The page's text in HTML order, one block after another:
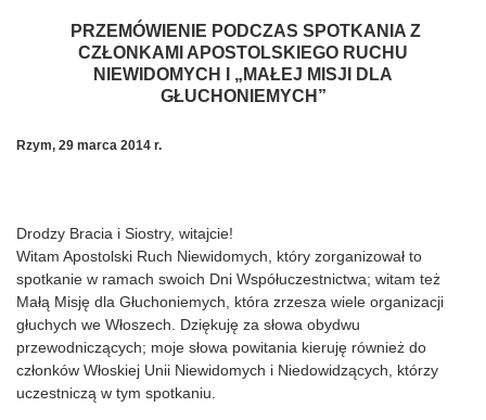
PRZEMÓWIENIE PODCZAS SPOTKANIA Z
CZŁONKAMI APOSTOLSKIEGO RUCHU
NIEWIDOMYCH I „MAŁEJ MISJI DLA
GŁUCHONIEMYCH ”
Rzym, 29 marca 2014 r.
Drodzy Bracia i Siostry, witajcie!
Witam Apostolski Ruch Niewidomych, który zorganizował to
spotkanie w ramach swoich Dni Współuczestnictwa; witam też
Małą Misję dla Głuchoniemych, która zrzesza wiele organizacji
głuchych we Włoszech. Dziękuję za słowa obydwu
przewodniczących; moje słowa powitania kieruję również do
członków Włoskiej Unii Niewidomych i Niedowidzących, którzy
uczestniczą w tym spotkaniu.